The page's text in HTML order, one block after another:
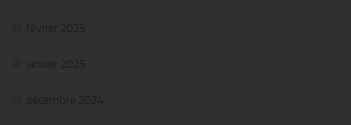
février 2025
janvier 2025
décembre 2024